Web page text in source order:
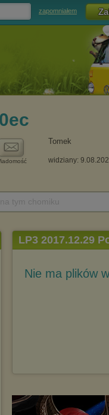
zapomniałem
Tomek
widziany:
LP3 2017.12.29
Nie ma plików